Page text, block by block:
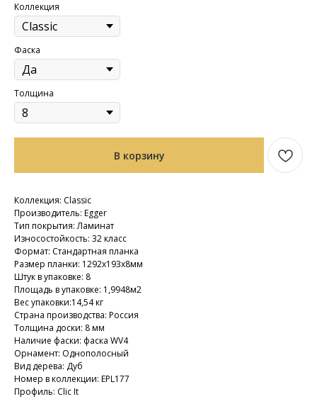
Коллекция
Фаска
Толщина
В корзину
Коллекция: Classic
Производитель: Egger
Тип покрытия: Ламинат
Износостойкость: 32 класс
Формат: Стандартная планка
Размер планки: 1292х193х8мм
Штук в упаковке: 8
Площадь в упаковке: 1,9948м2
Вес упаковки:14,54 кг
Страна производства: Россия
Толщина доски: 8 мм
Наличие фаски: фаска WV4
Орнамент: Однополосный
Вид дерева: Дуб
Номер в коллекции: EPL177
Профиль: Clic It